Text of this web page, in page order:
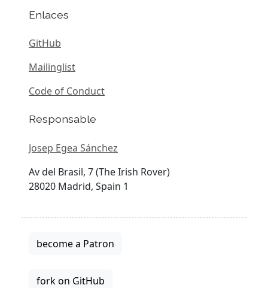
Enlaces
GitHub
Mailinglist
Code of Conduct
Responsable
Josep Egea Sánchez
Av del Brasil, 7 (The Irish Rover)
28020 Madrid, Spain 1
become a Patron
fork on GitHub